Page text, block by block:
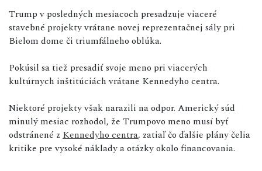
Trump v posledných mesiacoch presadzuje viaceré
stavebné projekty vrátane novej reprezentačnej sály pri
Bielom dome či triumfálneho oblúka.
Pokúsil sa tiež presadiť svoje meno pri viacerých
kultúrnych inštitúciách vrátane Kennedyho centra.
Niektoré projekty však narazili na odpor. Americký súd
minulý mesiac rozhodol, že Trumpovo meno musí byť
odstránené z Kennedyho centra, zatiaľ čo ďalšie plány čelia
kritike pre vysoké náklady a otázky okolo financovania.